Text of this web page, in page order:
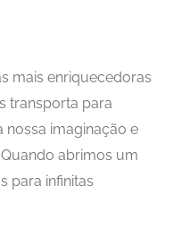
mais enriquecedoras
transporta para
nossa imaginação e
abrimos um
para infinitas